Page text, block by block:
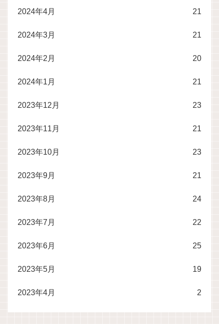
2024年4月 21
2024年3月 21
2024年2月 20
2024年1月 21
2023年12月 23
2023年11月 21
2023年10月 23
2023年9月 21
2023年8月 24
2023年7月 22
2023年6月 25
2023年5月 19
2023年4月 2